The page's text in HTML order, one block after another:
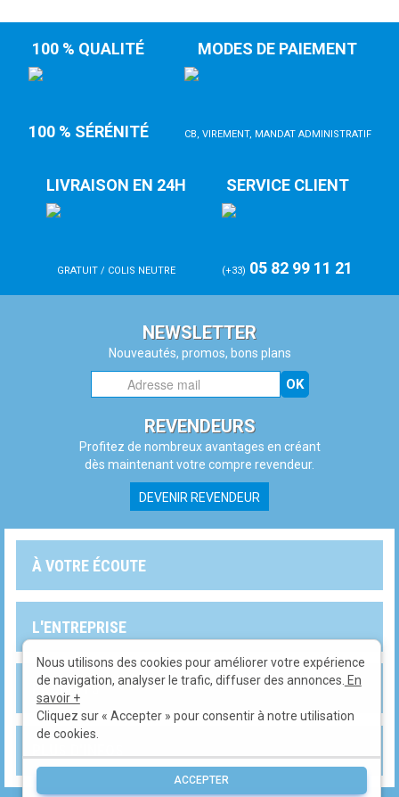
100 % QUALITÉ
100 % SÉRÉNITÉ
MODES DE PAIEMENT
CB, VIREMENT, MANDAT ADMINISTRATIF
LIVRAISON EN 24H
GRATUIT / COLIS NEUTRE
SERVICE CLIENT
(+33) 05 82 99 11 21
NEWSLETTER
Nouveautés, promos, bons plans
OK
REVENDEURS
Profitez de nombreux avantages en créant
dès maintenant votre compre revendeur.
DEVENIR REVENDEUR
À VOTRE ÉCOUTE
L'ENTREPRISE
PRODUITS
Nous utilisons des cookies pour améliorer votre expérience
de navigation, analyser le trafic, diffuser des annonces. En
savoir +
Cliquez sur « Accepter » pour consentir à notre utilisation
de cookies.
ACCEPTER